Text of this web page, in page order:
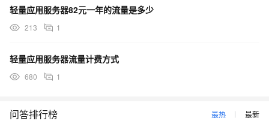
轻量应用服务器82元一年的流量是多少
213 1
轻量应用服务器流量计费方式
680 1
问答排行榜 最热 最新